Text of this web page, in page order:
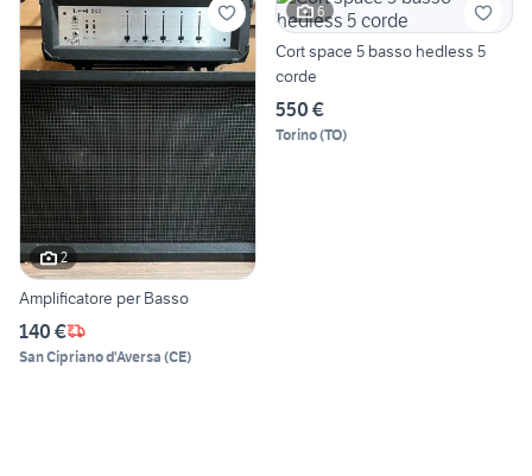
2
Amplificatore per Basso
140 €
San Cipriano d'Aversa (CE)
6
Cort space 5 basso hedless 5
corde
550 €
Torino(TO)